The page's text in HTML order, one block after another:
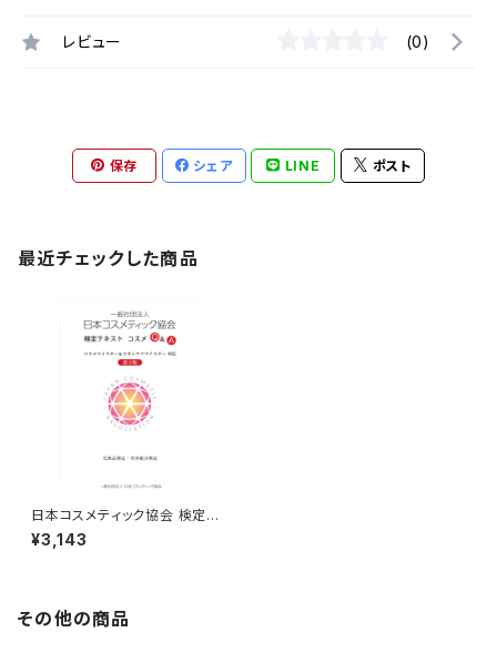
レビュー (0)
保存 シェア LINE ポスト
最近チェックした商品
日本コスメティック協会 検定テ
キスト（コスメQ＆A） 第2版
¥3,143
その他の商品